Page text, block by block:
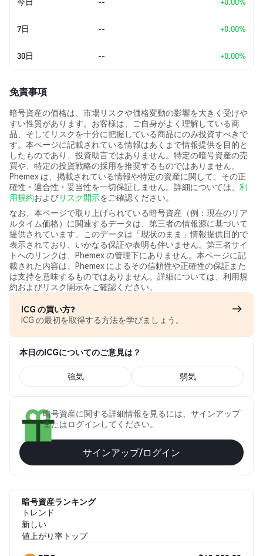
7日 -- +0.00%
30日 -- +0.00%
免責事項
暗号資産の価格は、市場リスクや価格変動の影響を大きく受けや
すい性質があります。お客様は、ご自身がよく理解している商
品、そしてリスクを十分に把握している商品にのみ投資すべきで
す。本ページに記載されている情報はあくまで情報提供を目的と
したものであり、投資助言ではありません。特定の暗号資産の売
買や、特定の投資戦略の採用を推奨するものではありません。
Phemex は、掲載されている情報や特定の資産に関して、その正
確性・適合性・妥当性を一切保証しません。詳細については、 利
用規約およびリスク開示をご確認ください。
なお、本ページで取り上げられている暗号資産（例：現在のリア
ルタイム価格）に関連するデータは、第三者の情報源に基づいて
提供されています。このデータは「現状のまま」情報提供目的で
表示されており、いかなる保証や表明も伴いません。第三者サイ
トへのリンクは、Phemex の管理下にありません。本ページに記
載された内容は、Phemex によるその信頼性や正確性の保証また
は支持を意味するものではありません。詳細については、利用規
約およびリスク開示をご確認ください。
ICG の買い方?
ICG の最初を取得する方法を学びましょう。
本日のICGについてのご意見は？
強気 弱気
暗号資産に関する詳細情報を見るには、サインアップ
またはログインしてください。
サインアップ/ログイン
暗号資産ランキング
トレンド
新しい
値上がり率トップ